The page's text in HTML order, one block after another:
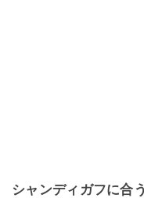
シャンディガフに合